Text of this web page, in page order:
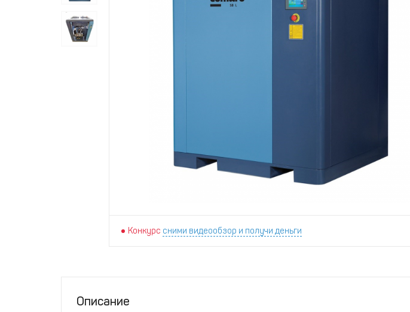
Конкурс сними видеообзор и получи деньги
Описание